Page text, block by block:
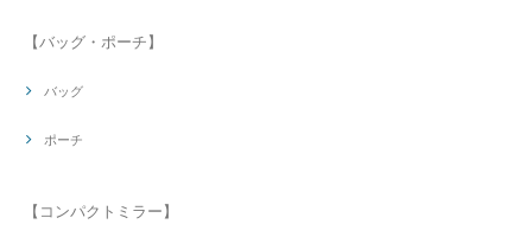
【バッグ・ポーチ】
バッグ
ポーチ
【コンパクトミラー】